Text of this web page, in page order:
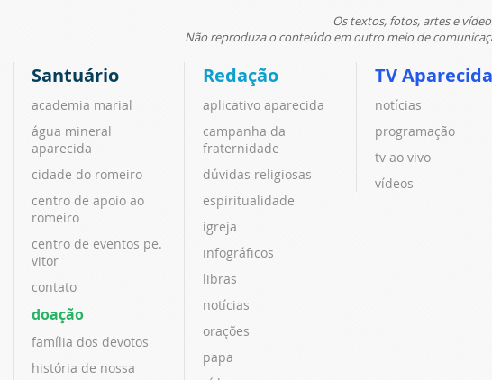
Os textos, fotos, artes e
Não reproduza o conteúdo em outro meio de
Santuário
academia marial
água mineral
aparecida
cidade do romeiro
centro de apoio ao
romeiro
centro de eventos pe.
vitor
contato
doação
família dos devotos
história de nossa
Redação
aplicativo aparecida
campanha da
fraternidade
dúvidas religiosas
espiritualidade
igreja
infográficos
libras
notícias
orações
papa
TV Aparecida
notícias
programação
tv ao vivo
vídeos